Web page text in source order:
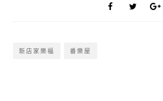
新店家樂福 番樂屋